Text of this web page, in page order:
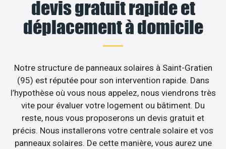
devis gratuit rapide et
déplacement à domicile
Notre structure de panneaux solaires à Saint-Gratien
(95) est réputée pour son intervention rapide. Dans
l’hypothèse où vous nous appelez, nous viendrons très
vite pour évaluer votre logement ou bâtiment. Du
reste, nous vous proposerons un devis gratuit et
précis. Nous installerons votre centrale solaire et vos
panneaux solaires. De cette manière, vous aurez une